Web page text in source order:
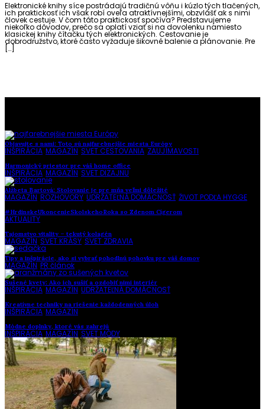
Elektronické knihy síce postrádajú tradičnú vôňu i kúzlo tých tlačených,
ich praktickosť ich však robí oveľa atraktívnejšími, obzvlášť ak s nimi
človek cestuje. V čom táto praktickosť spočíva? Predstavujeme
niekoľko dôvodov, prečo sa oplatí vziať si na dovolenku namiesto
klasickej knihy čítačku tých elektronických. Cestovanie je
dobrodružstvo, ktoré často vyžaduje šikovné balenie a plánovanie. Pre
[…]
Objavujte s nami: Toto sú najfarebnejšie miesta Európy
INŠPIRÁCIA MAGAZÍN SVET CESTOVANIA ZAUJÍMAVOSTI
Harmonický priestor pre váš home office
INŠPIRÁCIA MAGAZÍN SVET DIZAJNU
Alžbeta Bartová: Stolovanie je pre mňa veľmi dôležité
MAGAZÍN ROZHOVORY UDRŽATEĽNÁ DOMÁCNOSŤ ŽIVOT PODĽA HYGGE
#HrdinskeUkoncenieSkolskehoRoka so Zdenom Cígerom
AKTUALITY
Tajomstvo vitality – tekutý kolagén
MAGAZÍN SVET KRÁSY SVET ZDRAVIA
Tipy a inšpirácie, ako si vybrať pohodlnú pohovku pre váš domov
MAGAZÍN PR článok
Sušené kvety: Ako ich sušiť a ozdobiť nimi interiér
INŠPIRÁCIA MAGAZÍN UDRŽATEĽNÁ DOMÁCNOSŤ
Kreatívne techniky na riešenie každodenných úloh
INŠPIRÁCIA MAGAZÍN
Módne doplnky, ktoré vás zahrejú
INŠPIRÁCIA MAGAZÍN SVET MÓDY